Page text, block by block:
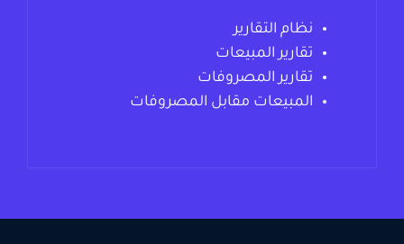
نظام التقارير
تقارير المبيعات
تقارير المصروفات
المبيعات مقابل المصروفات